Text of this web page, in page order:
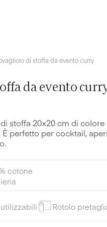
di stoffa da evento curry
da evento
stoffa 20×20 cm di colore
perfetto per cocktail,
cotone
Rotolo